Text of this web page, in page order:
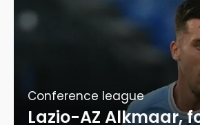
Conference league
Lazio-AZ Alkmaar,